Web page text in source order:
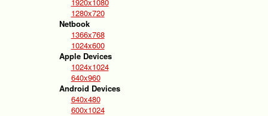
1280x720
Netbook
1366x768
1024x600
Apple Devices
1024x1024
640x960
Android Devices
640x480
600x1024